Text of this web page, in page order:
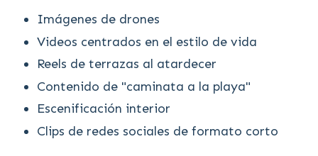
Imágenes de drones
Videos centrados en el estilo de vida
Reels de terrazas al atardecer
Contenido de "caminata a la playa"
Escenificación interior
Clips de redes sociales de formato corto